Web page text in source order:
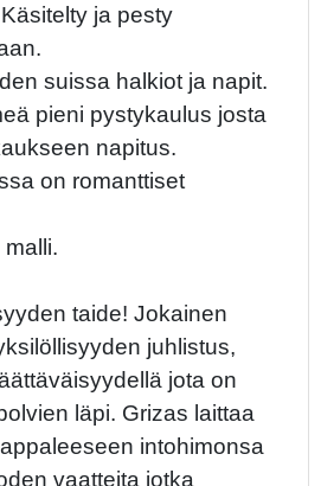
ja pesty
suissa halkiot ja napit.
pieni pystykaulus josta
napitus.
on romanttiset
taide! Jokainen
juhlistus,
jota on
läpi. Grizas laittaa
intohimonsa
vaatteita jotka